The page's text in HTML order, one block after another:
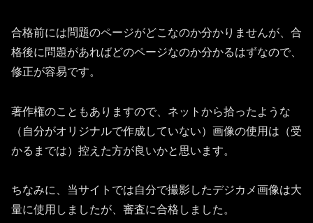
合格前には問題のページがどこなのか分かりませんが、合
格後に問題があればどのページなのか分かるはずなので、
修正が容易です。
著作権のこともありますので、ネットから拾ったような
（自分がオリジナルで作成していない）画像の使用は（受
かるまでは）控えた方が良いかと思います。
ちなみに、当サイトでは自分で撮影したデジカメ画像は大
量に使用しましたが、審査に合格しました。